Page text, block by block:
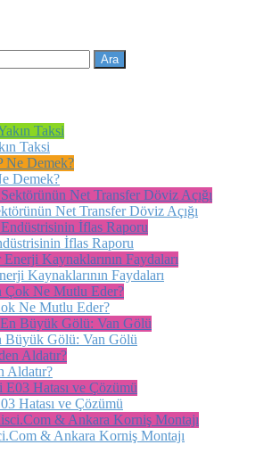
Taksi
Demek?
Net Transfer Döviz Açığı
İflas Raporu
Kaynaklarının Faydaları
Ne Mutlu Eder?
Büyük Gölü: Van Gölü
Aldatır?
Hatası ve Çözümü
& Ankara Korniş Montajı